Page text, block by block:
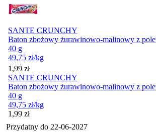
SANTE CRUNCHY
Baton zbożowy żurawinowo-malinowy z
40 g
49,75 zł/kg
Cena
1,99 zł
SANTE CRUNCHY
Baton zbożowy żurawinowo-malinowy z
40 g
49,75 zł/kg
Cena
1,99 zł
Przydatny do 22-06-2027